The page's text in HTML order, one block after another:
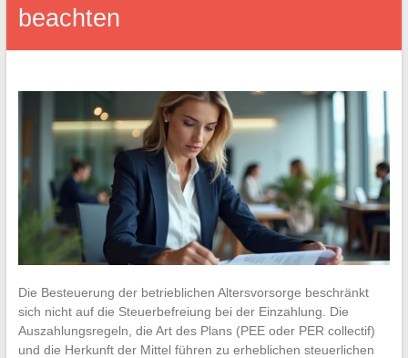
beachten
Die Besteuerung der betrieblichen Altersvorsorge beschränkt
sich nicht auf die Steuerbefreiung bei der Einzahlung. Die
Auszahlungsregeln, die Art des Plans (PEE oder PER collectif)
und die Herkunft der Mittel führen zu erheblichen steuerlichen